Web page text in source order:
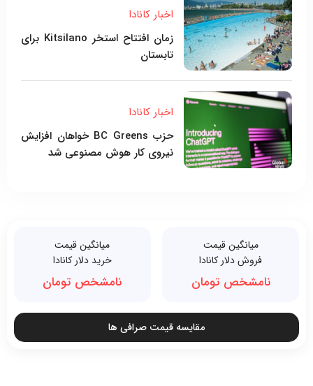
اخبار کانادا
زمان افتتاح استخر Kitsilano برای
تابستان
اخبار کانادا
حزب BC Greens خواهان افزایش
نیروی کار هوش مصنوعی شد
میانگین قیمت
فروش دلار کانادا
نامشخص تومان
میانگین قیمت
خرید دلار کانادا
نامشخص تومان
مقایسه قیمت صرافی ها